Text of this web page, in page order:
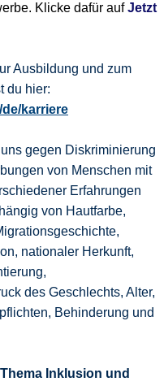
Klicke dafür aufJetzt
Ausbildung und zum
du hier:
karriere
gegen Diskriminierung
von Menschen mit
Erfahrungen
von Hautfarbe,
nationaler Herkunft,
des Geschlechts, Alter,
Behinderung und
Inklusion und